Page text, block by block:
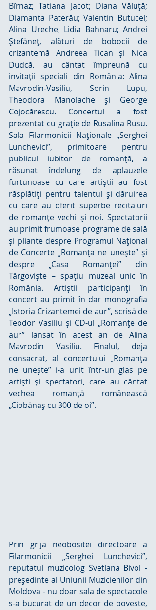
Bîrnaz; Tatiana Jacot; Diana Văluţă;
Diamanta Paterău; Valentin Butucel;
Alina Ureche; Lidia Bahnaru; Andrei
Ştefăneţ, alături de bobocii de
crizantemă Andreea Tican şi Nica
Dudcă, au cântat împreună cu
invitaţii speciali din România: Alina
Mavrodin-Vasiliu, Sorin Lupu,
Theodora Manolache şi George
Cojocărescu. Concertul a fost
prezentat cu graţie de Rusalina Rusu.
Sala Filarmonicii Naţionale „Serghei
Lunchevici”, primitoare pentru
publicul iubitor de romanţă, a
răsunat îndelung de aplauzele
furtunoase cu care artiştii au fost
răsplătiţi pentru talentul şi dăruirea
cu care au oferit superbe recitaluri
de romanţe vechi şi noi. Spectatorii
au primit frumoase programe de sală
şi pliante despre Programul Naţional
de Concerte „Romanţa ne uneşte” şi
despre „Casa Romanţei” din
Târgovişte – spaţiu muzeal unic în
România. Artiştii participanţi în
concert au primit în dar monografia
„Istoria Crizantemei de aur”, scrisă de
Teodor Vasiliu şi CD-ul „Romanţe de
aur” lansat în acest an de Alina
Mavrodin Vasiliu. Finalul, deja
consacrat, al concertului „Romanţa
ne uneşte” i-a unit într-un glas pe
artişti şi spectatori, care au cântat
vechea romanţă românească
„Ciobănaş cu 300 de oi”.
Prin grija neobositei directoare a
Filarmonicii „Serghei Lunchevici”,
reputatul muzicolog Svetlana Bivol -
preşedinte al Uniunii Muzicienilor din
Moldova - nu doar sala de spectacole
s-a bucurat de un decor de poveste,